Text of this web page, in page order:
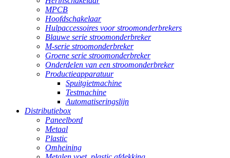
MPCB
Hoofdschakelaar
Hulpaccessoires voor stroomonderbrekers
Blauwe serie stroomonderbreker
M-serie stroomonderbreker
Groene serie stroomonderbreker
Onderdelen van een stroomonderbreker
Productieapparatuur
Spuitgietmachine
Testmachine
Automatiseringslijn
Distributiebox
Paneelbord
Metaal
Plastic
Omheining